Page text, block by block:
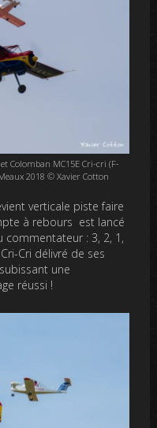
Colomban MC15E Cri-cri (F-
2018 © Xavier Cotton
verticale piste faire
à rebours est lancé
commentateur : 3, 2, 1,
Cri délivré de ses
une
réussi !